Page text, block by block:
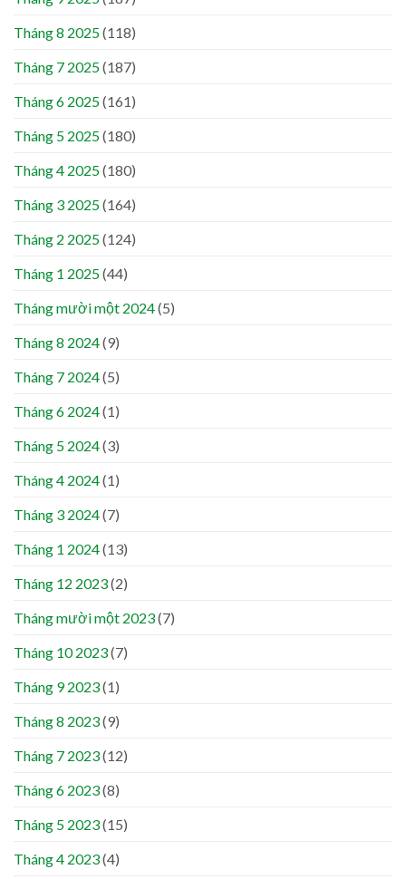
Tháng 8 2025(118)
Tháng 7 2025(187)
Tháng 6 2025(161)
Tháng 5 2025(180)
Tháng 4 2025(180)
Tháng 3 2025(164)
Tháng 2 2025(124)
Tháng 1 2025(44)
Tháng mười một 2024(5)
Tháng 8 2024(9)
Tháng 7 2024(5)
Tháng 6 2024(1)
Tháng 5 2024(3)
Tháng 4 2024(1)
Tháng 3 2024(7)
Tháng 1 2024(13)
Tháng 12 2023(2)
Tháng mười một 2023(7)
Tháng 10 2023(7)
Tháng 9 2023(1)
Tháng 8 2023(9)
Tháng 7 2023(12)
Tháng 6 2023(8)
Tháng 5 2023(15)
Tháng 4 2023(4)